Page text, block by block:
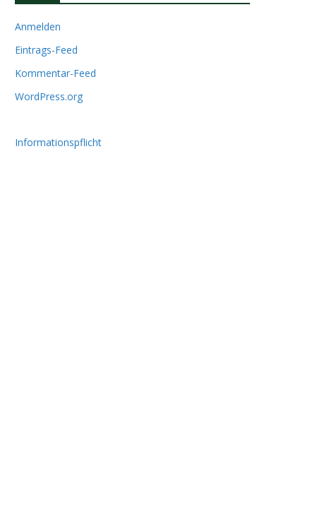
v
Anmelden
Eintrags-Feed
Kommentar-Feed
WordPress.org
Informationspflicht